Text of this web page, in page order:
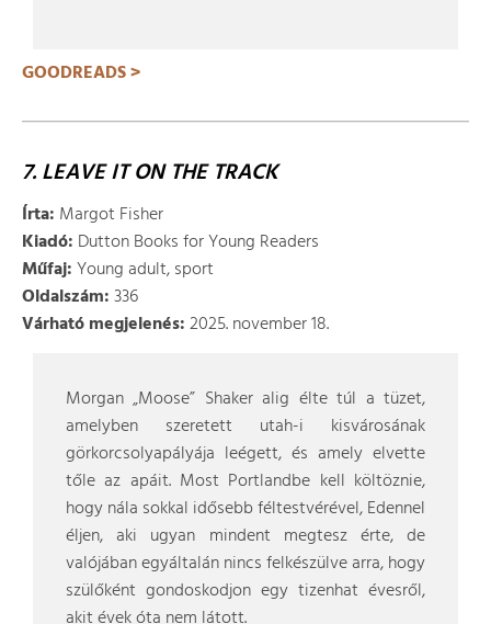
GOODREADS >
7. LEAVE IT ON THE TRACK
Írta: Margot Fisher
Kiadó: Dutton Books for Young Readers
Műfaj:Young adult, sport
Oldalszám:336
Várható megjelenés:2025. november 18.
Morgan „Moose” Shaker alig élte túl a tüzet,
amelyben szeretett utah-i kisvárosának
görkorcsolyapályája leégett, és amely elvette
tőle az apáit. Most Portlandbe kell költöznie,
hogy nála sokkal idősebb féltestvérével, Edennel
éljen, aki ugyan mindent megtesz érte, de
valójában egyáltalán nincs felkészülve arra, hogy
szülőként gondoskodjon egy tizenhat évesről,